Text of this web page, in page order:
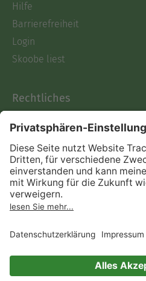
Hilfe
Barrierefreiheit
Login
Skoobe liest
Rechtliches
AGB
Informationen nach Data
Act
Verträge hier kündigen
Impressum